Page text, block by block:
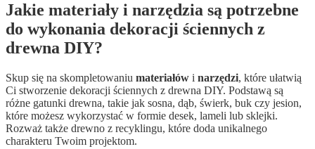
Jakie materiały i narzędzia są potrzebne
do wykonania dekoracji ściennych z
drewna DIY?
Skup się na skompletowaniu materiałów i narzędzi, które ułatwią
Ci stworzenie dekoracji ściennych z drewna DIY. Podstawą są
różne gatunki drewna, takie jak sosna, dąb, świerk, buk czy jesion,
które możesz wykorzystać w formie desek, lameli lub sklejki.
Rozważ także drewno z recyklingu, które doda unikalnego
charakteru Twoim projektom.